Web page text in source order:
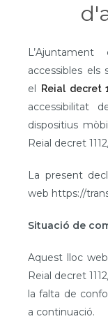
accessibles
el
Reial decret
accessibilitat
dispositius
Reial decret
La present
web https://
Situació de
Aquest lloc
Reial decret
la falta de
a continuació.